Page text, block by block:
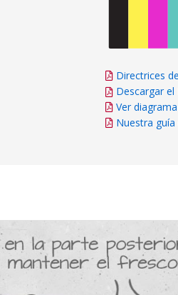
Directrices
Descargar
Ver
Nuestra